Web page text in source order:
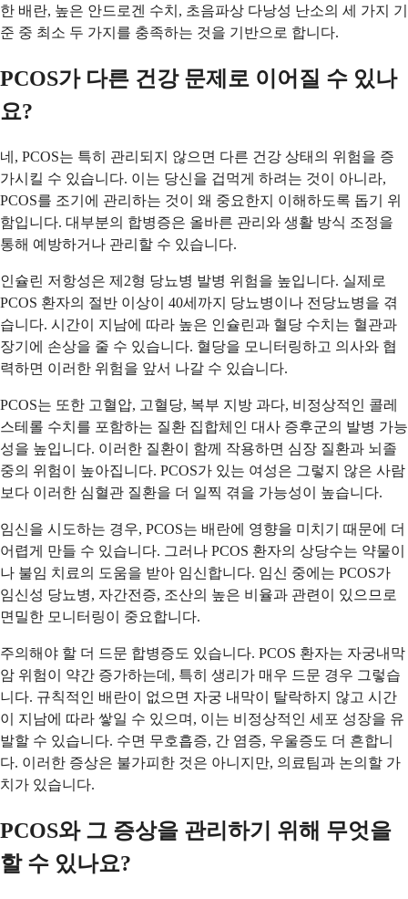
한 배란, 높은 안드로겐 수치, 초음파상 다낭성 난소의 세 가지 기
준 중 최소 두 가지를 충족하는 것을 기반으로 합니다.
PCOS가 다른 건강 문제로 이어질 수 있나
요?
네, PCOS는 특히 관리되지 않으면 다른 건강 상태의 위험을 증
가시킬 수 있습니다. 이는 당신을 겁먹게 하려는 것이 아니라,
PCOS를 조기에 관리하는 것이 왜 중요한지 이해하도록 돕기 위
함입니다. 대부분의 합병증은 올바른 관리와 생활 방식 조정을
통해 예방하거나 관리할 수 있습니다.
인슐린 저항성은 제2형 당뇨병 발병 위험을 높입니다. 실제로
PCOS 환자의 절반 이상이 40세까지 당뇨병이나 전당뇨병을 겪
습니다. 시간이 지남에 따라 높은 인슐린과 혈당 수치는 혈관과
장기에 손상을 줄 수 있습니다. 혈당을 모니터링하고 의사와 협
력하면 이러한 위험을 앞서 나갈 수 있습니다.
PCOS는 또한 고혈압, 고혈당, 복부 지방 과다, 비정상적인 콜레
스테롤 수치를 포함하는 질환 집합체인 대사 증후군의 발병 가능
성을 높입니다. 이러한 질환이 함께 작용하면 심장 질환과 뇌졸
중의 위험이 높아집니다. PCOS가 있는 여성은 그렇지 않은 사람
보다 이러한 심혈관 질환을 더 일찍 겪을 가능성이 높습니다.
임신을 시도하는 경우, PCOS는 배란에 영향을 미치기 때문에 더
어렵게 만들 수 있습니다. 그러나 PCOS 환자의 상당수는 약물이
나 불임 치료의 도움을 받아 임신합니다. 임신 중에는 PCOS가
임신성 당뇨병, 자간전증, 조산의 높은 비율과 관련이 있으므로
면밀한 모니터링이 중요합니다.
주의해야 할 더 드문 합병증도 있습니다. PCOS 환자는 자궁내막
암 위험이 약간 증가하는데, 특히 생리가 매우 드문 경우 그렇습
니다. 규칙적인 배란이 없으면 자궁 내막이 탈락하지 않고 시간
이 지남에 따라 쌓일 수 있으며, 이는 비정상적인 세포 성장을 유
발할 수 있습니다. 수면 무호흡증, 간 염증, 우울증도 더 흔합니
다. 이러한 증상은 불가피한 것은 아니지만, 의료팀과 논의할 가
치가 있습니다.
PCOS와 그 증상을 관리하기 위해 무엇을
할 수 있나요?